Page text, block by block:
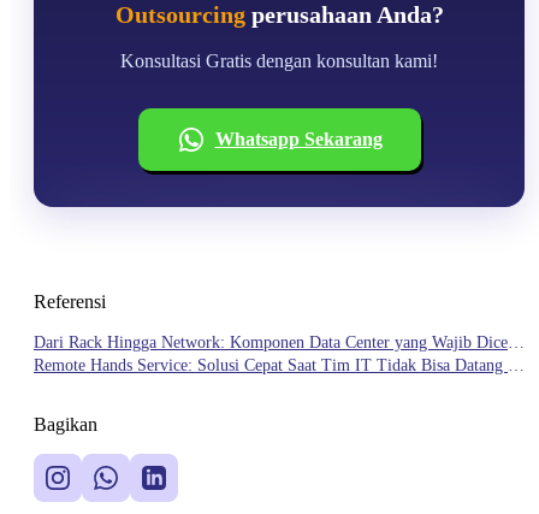
Outsourcingperusahaan Anda?
Konsultasi Gratis dengan konsultan kami!
Whatsapp Sekarang
Referensi
Dari Rack Hingga Network: Komponen Data Center yang Wajib Dicek
Secara Berkala
Remote Hands Service: Solusi Cepat Saat Tim IT Tidak Bisa Datang ke
Bagikan